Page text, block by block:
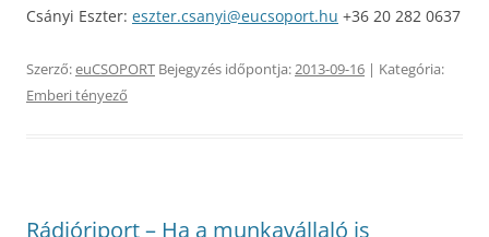
Csányi Eszter: eszter.csanyi@eucsoport.hu +36 20 282 0637
Szerző:euCSOPORT Bejegyzés időpontja:2013-09-16 | Kategória:
Emberi tényező
Rádióriport – Ha a munkavállaló is